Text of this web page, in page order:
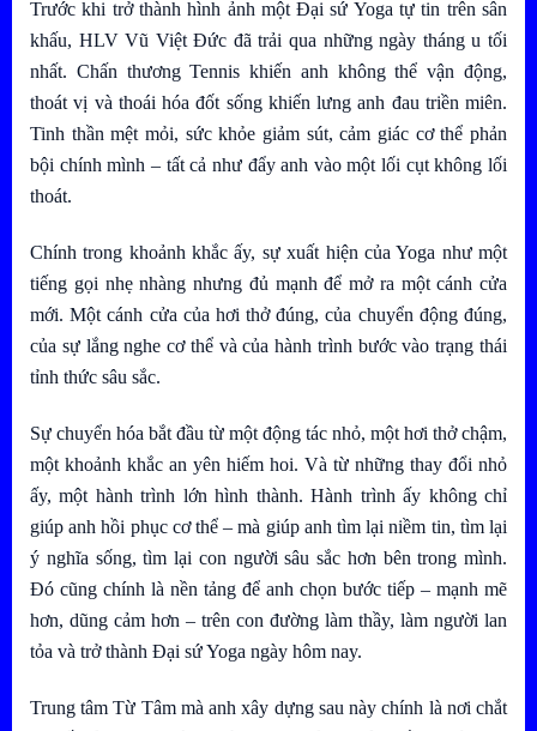
Trước khi trở thành hình ảnh một Đại sứ Yoga tự tin trên sân
khấu, HLV Vũ Việt Đức đã trải qua những ngày tháng u tối
nhất. Chấn thương Tennis khiến anh không thể vận động,
thoát vị và thoái hóa đốt sống khiến lưng anh đau triền miên.
Tinh thần mệt mỏi, sức khỏe giảm sút, cảm giác cơ thể phản
bội chính mình – tất cả như đẩy anh vào một lối cụt không lối
thoát.
Chính trong khoảnh khắc ấy, sự xuất hiện của Yoga như một
tiếng gọi nhẹ nhàng nhưng đủ mạnh để mở ra một cánh cửa
mới. Một cánh cửa của hơi thở đúng, của chuyển động đúng,
của sự lắng nghe cơ thể và của hành trình bước vào trạng thái
tỉnh thức sâu sắc.
Sự chuyển hóa bắt đầu từ một động tác nhỏ, một hơi thở chậm,
một khoảnh khắc an yên hiếm hoi. Và từ những thay đổi nhỏ
ấy, một hành trình lớn hình thành. Hành trình ấy không chỉ
giúp anh hồi phục cơ thể – mà giúp anh tìm lại niềm tin, tìm lại
ý nghĩa sống, tìm lại con người sâu sắc hơn bên trong mình.
Đó cũng chính là nền tảng để anh chọn bước tiếp – mạnh mẽ
hơn, dũng cảm hơn – trên con đường làm thầy, làm người lan
tỏa và trở thành Đại sứ Yoga ngày hôm nay.
Trung tâm Từ Tâm mà anh xây dựng sau này chính là nơi chắt